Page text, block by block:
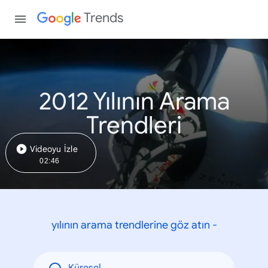
Trends
2012 Yılının Arama
Trendleri
Videoyu İzle
02:46
yılının arama trendlerine göz atın -